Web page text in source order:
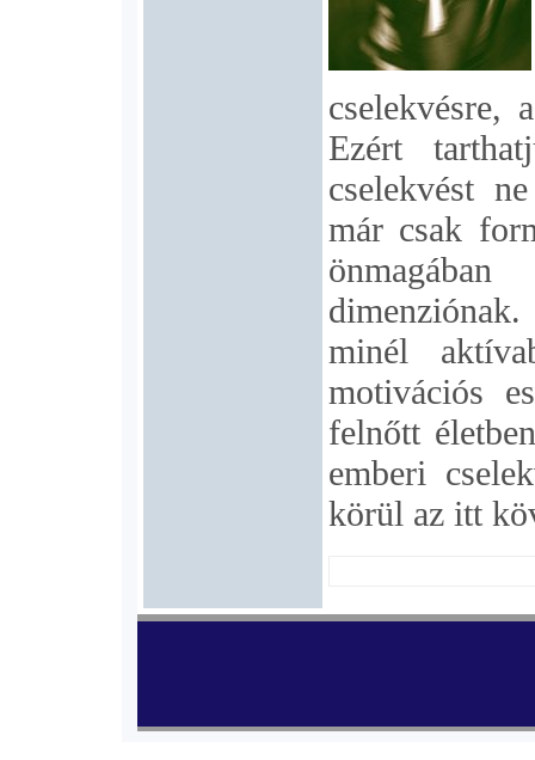
cselekvésre,
Ezért
cselekvést
már csak
minél
motivációs
felnőtt
emberi
körül az itt